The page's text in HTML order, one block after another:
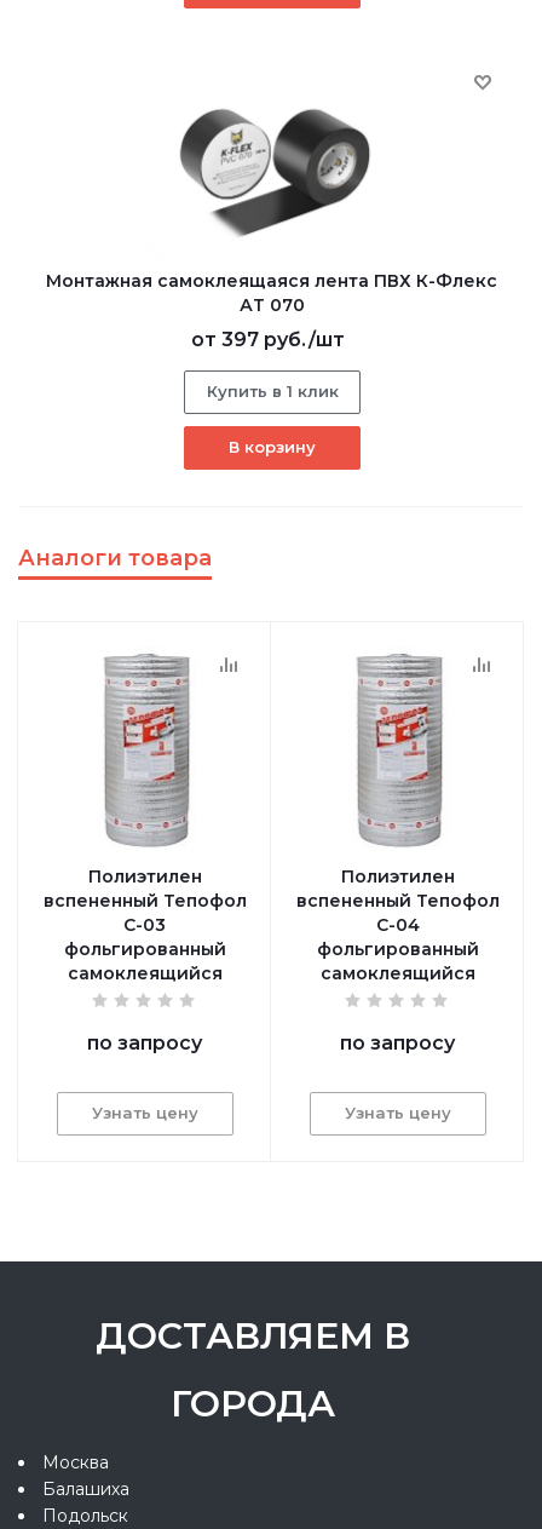
Монтажная самоклеящаяся лента ПВХ К-Флекс
АТ 070
от 397 руб./шт
Купить в 1 клик
В корзину
Аналоги товара
Полиэтилен
вспененный Тепофол
С-03
фольгированный
самоклеящийся
по запросу
Узнать цену
Полиэтилен
вспененный Тепофол
С-04
фольгированный
самоклеящийся
по запросу
Узнать цену
ДОСТАВЛЯЕМ В
ГОРОДА
Москва
Балашиха
Подольск